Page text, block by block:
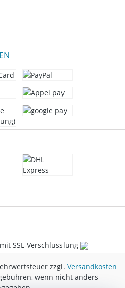
SSL-Verschlüsslung
zzgl. Versandkosten
wenn nicht anders